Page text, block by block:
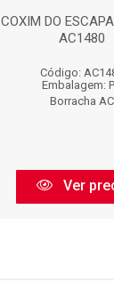
COXIM DO
AC1480
Código:
Embalagem:
Borracha AC
Ver